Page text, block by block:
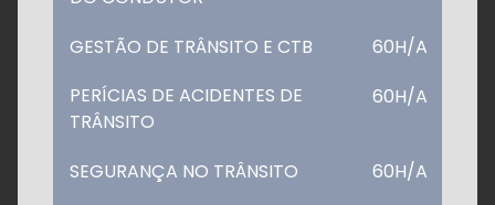
GESTÃO DE TRÂNSITO E CTB
60H/A
PERÍCIAS DE ACIDENTES DE
TRÂNSITO
60H/A
SEGURANÇA NO TRÂNSITO
60H/A